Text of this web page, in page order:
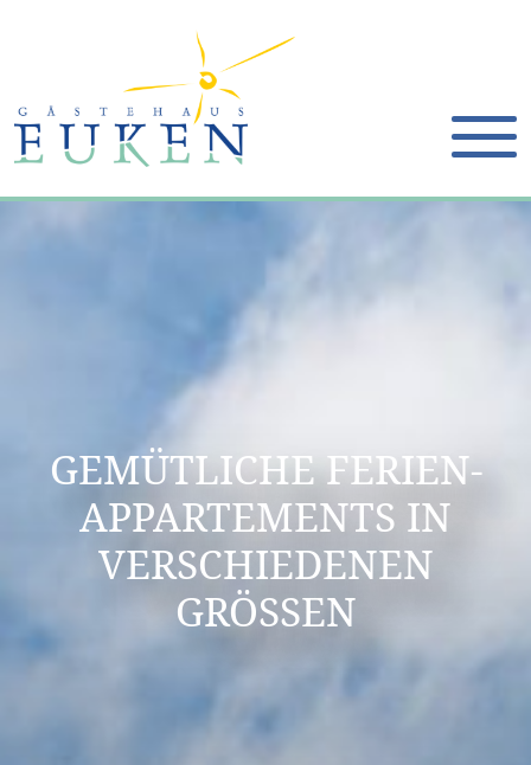
GEMÜTLICHE FERIEN-
APPARTEMENTS IN
VERSCHIEDENEN
GRÖSSEN